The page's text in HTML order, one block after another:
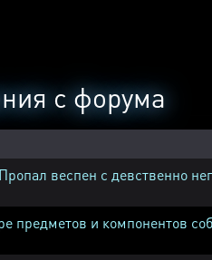
с форума
веспен с девственно
предметов и компонентов